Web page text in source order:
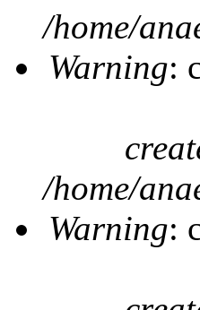
/home/
Warning:
/home/
Warning: